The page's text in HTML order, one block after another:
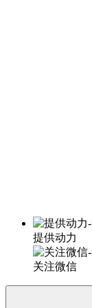
提供动力
关注微信